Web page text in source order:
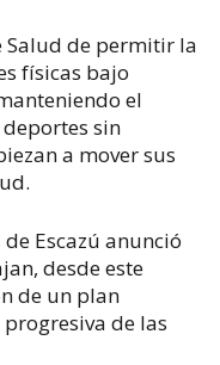
de permitir la
físicas bajo
el
sin
a mover sus
Escazú anunció
desde este
de un plan
de las